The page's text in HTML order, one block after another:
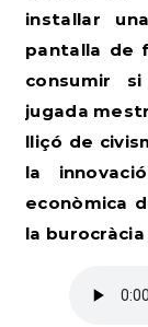
instal·lar
pantalla de
consumir
jugada
lliçó de
la
econòmica
la